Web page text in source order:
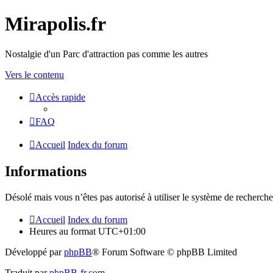
Mirapolis.fr
Nostalgie d'un Parc d'attraction pas comme les autres
Vers le contenu
Accès rapide
FAQ
Accueil Index du forum
Informations
Désolé mais vous n’êtes pas autorisé à utiliser le système de
Accueil Index du forum
Heures au format UTC+01:00
Développé parphpBB® Forum Software © phpBB Limited